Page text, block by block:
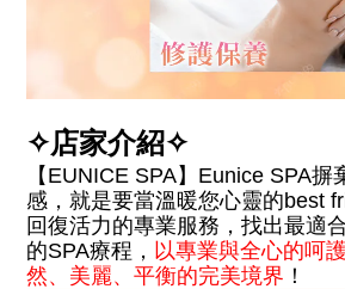
✧店家介紹✧
【 EUNICE SPA】 Eunice SPA摒
感，就是要當溫暖您心靈的best
回復活力的專業服務，找出最適
的SPA療程， 以專業與全心的呵護
然、美麗、平衡的完美境界 ！